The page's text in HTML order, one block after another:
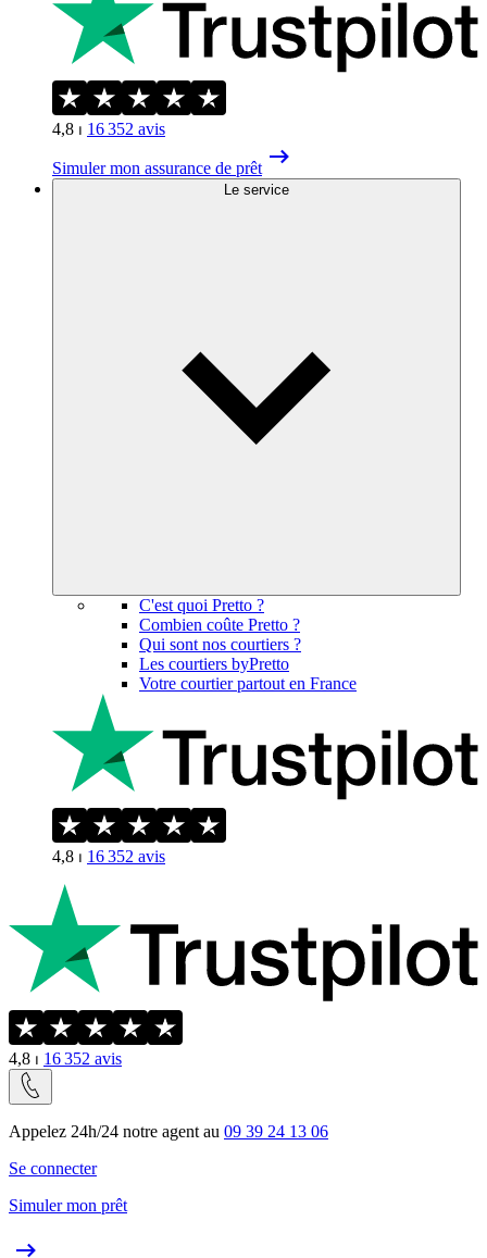
4,8 ⏐ 16 352 avis
Simuler mon assurance de prêt
Le service
C'est quoi Pretto ?
Combien coûte Pretto ?
Qui sont nos courtiers ?
Les courtiers byPretto
Votre courtier partout en France
4,8 ⏐ 16 352 avis
4,8 ⏐ 16 352 avis
Appelez 24h/24 notre agent au 09 39 24 13 06
Se connecter
Simuler mon prêt